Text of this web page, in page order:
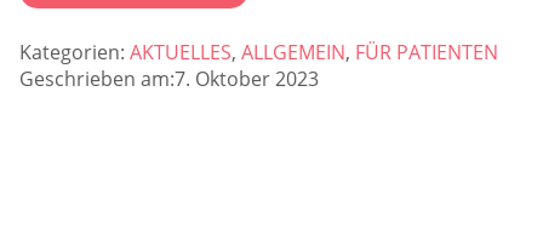
Kategorien: AKTUELLES, ALLGEMEIN, FÜR PATIENTEN
Geschrieben am:7. Oktober 2023